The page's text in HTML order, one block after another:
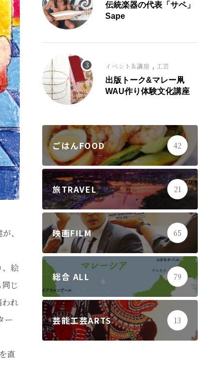
、
、絵
じ
れ
ー
直
伝統楽器の代表「サペ」
Sape
イベント&講座 , 工芸
出版トーク&マレー凧
WAU作り体験文化講座
ごはんFOOD 42
旅TRAVEL 21
映画FILM 65
総合 ALL 79
芸能工芸ARTS 13